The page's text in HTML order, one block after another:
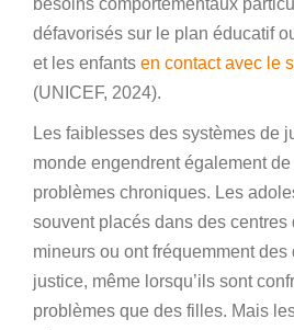
besoins comportementaux
défavorisés sur le plan éducatif
et les enfants en contact avec le
(UNICEF, 2024).
Les faiblesses des systèmes de
monde engendrent également
problèmes chroniques. Les
souvent placés dans des centres
mineurs ou ont fréquemment des
justice, même lorsqu’ils sont
problèmes que des filles. Mais